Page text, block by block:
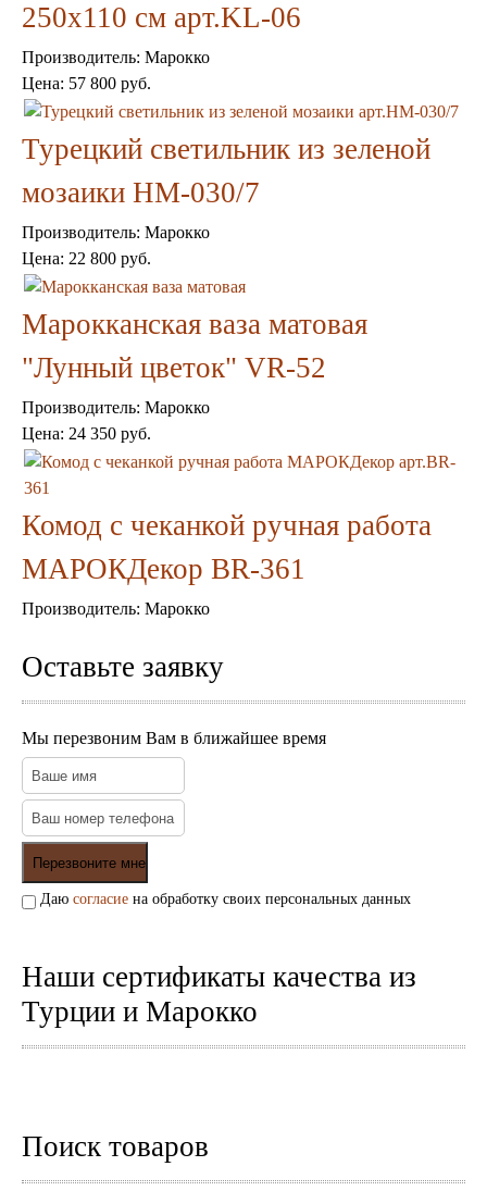
Аксессуары в хамам
Текстиль для хамама
Плитка Марокко
Мозаика Марокко
Двери Марокко
Вазы
Тарелки и блюда
Пледы и покрывала
Подушки
Салфетницы
Сундуки
Хлопковые
Тажины
Чайники и кофейники
Наборы чайные и кофейные
Сахарницы, конфетницы,
фруктовницы
250х110 см арт.KL-06
Производитель: Марокко
Цена: 57 800 руб.
Турецкий светильник из зеленой
мозаики HM-030/7
Производитель: Марокко
Цена: 22 800 руб.
Марокканская ваза матовая
"Лунный цветок" VR-52
Производитель: Марокко
Цена: 24 350 руб.
Комод с чеканкой ручная работа
МАРОКДекор BR-361
Производитель: Марокко
Оставьте заявку
Мы перезвоним Вам в ближайшее время
Даю согласие на обработку своих персональных данных
Наши сертификаты качества из
Турции и Марокко
Поиск товаров